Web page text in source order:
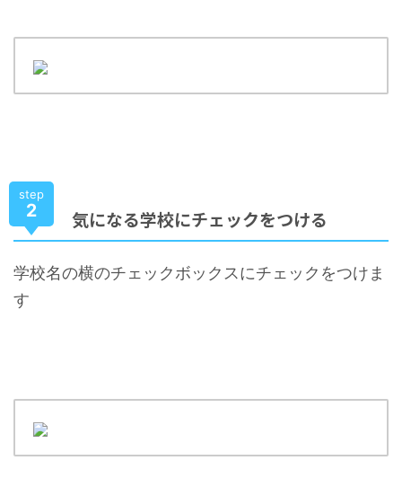
step
2 気になる学校にチェックをつける
学校名の横のチェックボックスにチェックをつけま
す